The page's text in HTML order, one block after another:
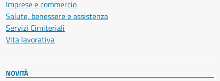
Imprese e commercio
Salute, benessere e assistenza
Servizi Cimiteriali
Vita lavorativa
NOVITÀ